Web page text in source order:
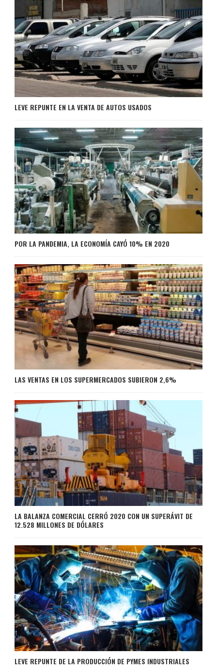
LEVE REPUNTE EN LA VENTA DE AUTOS USADOS
POR LA PANDEMIA, LA ECONOMÍA CAYÓ 10% EN 2020
LAS VENTAS EN LOS SUPERMERCADOS SUBIERON 2,6%
LA BALANZA COMERCIAL CERRÓ 2020 CON UN SUPERÁVIT DE
12.528 MILLONES DE DÓLARES
LEVE REPUNTE DE LA PRODUCCIÓN DE PYMES INDUSTRIALES